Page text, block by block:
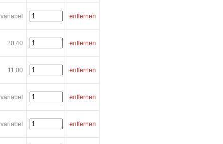
variabel entfernen
20,40 entfernen
11,00 entfernen
variabel entfernen
variabel entfernen